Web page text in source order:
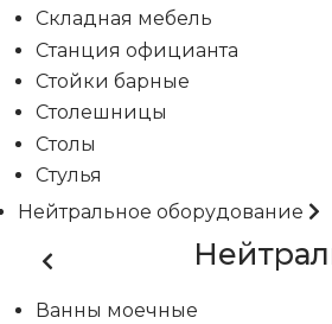
Складная мебель
Станция официанта
Стойки барные
Столешницы
Столы
Стулья
Нейтральное оборудование
Ванны моечные